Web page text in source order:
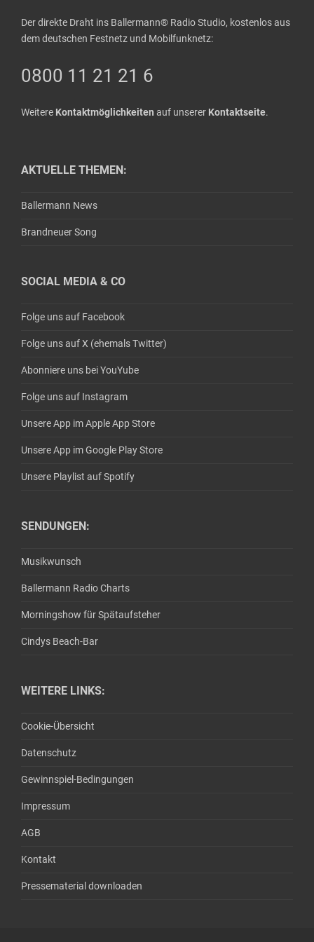
Der direkte Draht ins Ballermann® Radio Studio, kostenlos aus
dem deutschen Festnetz und Mobilfunknetz:
0800 11 21 21 6
Weitere Kontaktmöglichkeiten auf unserer Kontaktseite.
AKTUELLE THEMEN:
Ballermann News
Brandneuer Song
SOCIAL MEDIA & CO
Folge uns auf Facebook
Folge uns auf X (ehemals Twitter)
Abonniere uns bei YouYube
Folge uns auf Instagram
Unsere App im Apple App Store
Unsere App im Google Play Store
Unsere Playlist auf Spotify
SENDUNGEN:
Musikwunsch
Ballermann Radio Charts
Morningshow für Spätaufsteher
Cindys Beach-Bar
WEITERE LINKS:
Cookie-Übersicht
Datenschutz
Gewinnspiel-Bedingungen
Impressum
AGB
Kontakt
Pressematerial downloaden